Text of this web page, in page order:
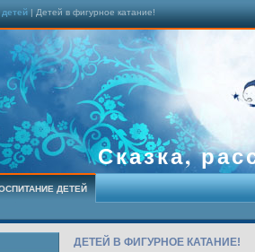
| Детей в фигурное катание!
Сказка,
ДЕТЕЙ
ДЕТЕЙ В ФИГУРНОЕ КАТАНИЕ!